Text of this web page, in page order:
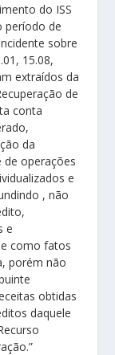
do ISS
período de
sobre
15.08,
extraídos da
de
conta
da
de operações
e
, não
e
como fatos
porém não
obtidas
daquele